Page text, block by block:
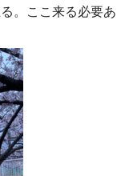
。ここ来る必要あ